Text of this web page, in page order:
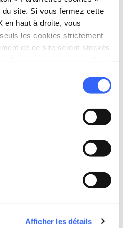
site. Si vous fermez cette
en haut à droite, vous
les cookies strictement
de ce site seront stockés
Afficher les détails
57128 Quercianella